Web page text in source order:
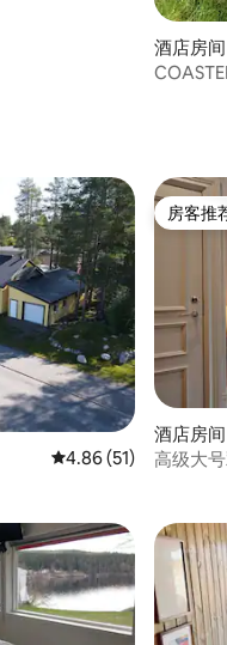
酒店房
平均评分 4.86 分（满
4.86 (51)
房客推
房客推
酒店房
高级大